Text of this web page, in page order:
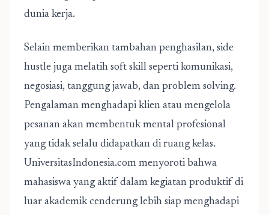
dunia kerja.
Selain memberikan tambahan penghasilan, side
hustle juga melatih soft skill seperti komunikasi,
negosiasi, tanggung jawab, dan problem solving.
Pengalaman menghadapi klien atau mengelola
pesanan akan membentuk mental profesional
yang tidak selalu didapatkan di ruang kelas.
UniversitasIndonesia.com menyoroti bahwa
mahasiswa yang aktif dalam kegiatan produktif di
luar akademik cenderung lebih siap menghadapi